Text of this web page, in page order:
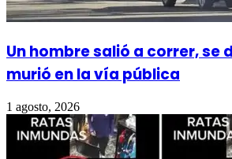
Un hombre salió a correr, se
murió en la vía pública
1 agosto, 2026